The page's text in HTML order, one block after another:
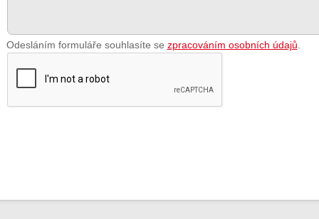
Odesláním formuláře souhlasíte se zpracováním osobních údajů